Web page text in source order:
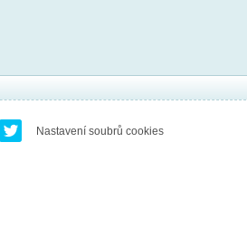
Nastavení soubrů cookies